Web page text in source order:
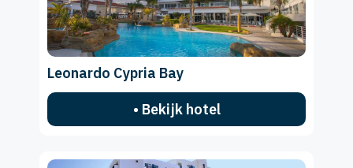
Leonardo Cypria Bay
• Bekijk hotel